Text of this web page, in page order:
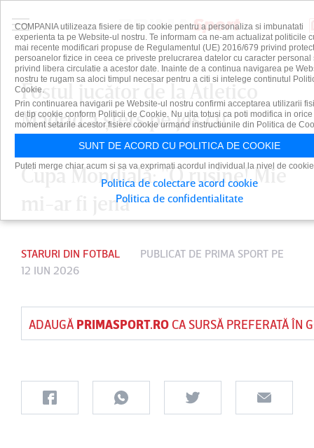
Fostul jucător de la Atletico
Madrid a şters pe jos cu
Ronaldo înaintea debutului la
Cupa Mondială: "O ruşine! Mie
mi-ar fi jenă"
STARURI DIN FOTBAL PUBLICAT DE PRIMA SPORT PE
12 IUN 2026
ADAUGĂ PRIMASPORT.ROCA SURSĂ PREFERATĂ ÎN
COMPANIA utilizeaza fisiere de tip cookie pentru a personaliza si imbunatati
experienta ta pe Website-ul nostru. Te informam ca ne-am actualizat politicile
mai recente modificari propuse de Regulamentul (UE) 2016/679 privind
persoanelor fizice in ceea ce priveste prelucrarea datelor cu caracter personal
privind libera circulatie a acestor date. Inainte de a continua navigarea pe
nostru te rugam sa aloci timpul necesar pentru a citi si intelege continutul
Cookie.
Prin continuarea navigarii pe Website-ul nostru confirmi acceptarea utilizarii
de tip cookie conform Politicii de Cookie. Nu uita totusi ca poti modifica in orice
moment setarile acestor fisiere cookie urmand instructiunile din Politica de
SUNT DE ACORD CU POLITICA DE COOKIE
Puteti merge chiar acum si sa va exprimati acordul individual la nivel de
Politica de colectare acord cookie
Politica de confidentialitate